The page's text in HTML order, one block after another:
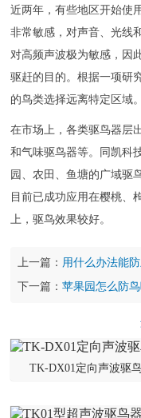
近两年，有些地区开始使
非常敏感，对声音、光线
对高频声波极为敏感，因
驱赶的目的。根据一项研
的鸟类选择远离特定区域。
在市场上，各类驱鸟器层
和气味驱鸟器等。同凯科
园、农田、鱼塘的广域驱
目前已成功应用在樱桃、
上，驱鸟效果较好。
上一篇： 用什么办法能
下一篇：苹果园怎么防
TK-DX01定向声波驱